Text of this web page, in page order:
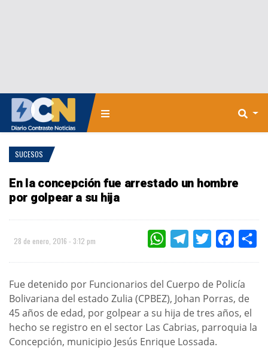
SUCESOS
En la concepción fue arrestado un hombre
por golpear a su hija
28 de enero, 2016 - 3:12 pm WHATSAPPTELEGRAMTWITTER
Fue detenido por Funcionarios del Cuerpo de Policía
Bolivariana del estado Zulia (CPBEZ), Johan Porras, de
45 años de edad, por golpear a su hija de tres años, el
hecho se registro en el sector Las Cabrias, parroquia la
Concepción, municipio Jesús Enrique Lossada.